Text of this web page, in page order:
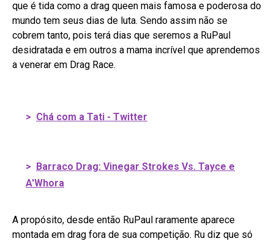
que é tida como a drag queen mais famosa e poderosa do
mundo tem seus dias de luta. Sendo assim não se
cobrem tanto, pois terá dias que seremos a RuPaul
desidratada e em outros a mama incrível que aprendemos
a venerar em Drag Race.
> Chá com a Tati - Twitter
> Barraco Drag: Vinegar Strokes Vs. Tayce e
A'Whora
A propósito, desde então RuPaul raramente aparece
montada em drag fora de sua competição. Ru diz que só